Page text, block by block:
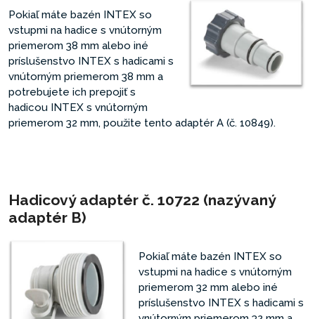
Pokiaľ máte bazén INTEX so
vstupmi na hadice s vnútorným
priemerom 38 mm alebo iné
príslušenstvo INTEX s hadicami s
vnútorným priemerom 38 mm a
potrebujete ich prepojiť s
hadicou INTEX s vnútorným
priemerom 32 mm, použite tento adaptér A (č. 10849).
Hadicový adaptér č. 10722 (nazývaný
adaptér B)
Pokiaľ máte bazén INTEX so
vstupmi na hadice s vnútorným
priemerom 32 mm alebo iné
príslušenstvo INTEX s hadicami s